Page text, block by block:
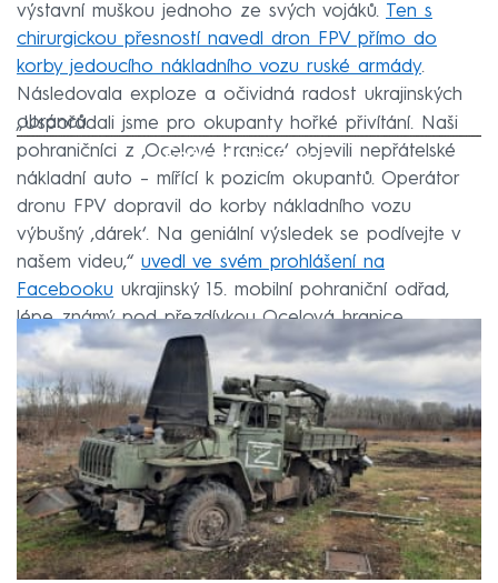
výstavní muškou jednoho ze svých vojáků. Ten s
chirurgickou přesností navedl dron FPV přímo do
korby jedoucího nákladního vozu ruské armády.
Následovala exploze a očividná radost ukrajinských
obránců.
Failed to fetch
„Uspořádali jsme pro okupanty hořké přivítání. Naši
pohraničníci z ‚Ocelové hranice‘ objevili nepřátelské
nákladní auto – mířící k pozicím okupantů. Operátor
dronu FPV dopravil do korby nákladního vozu
výbušný ‚dárek‘. Na geniální výsledek se podívejte v
našem videu,“ uvedl ve svém prohlášení na
Facebooku ukrajinský 15. mobilní pohraniční odřad,
lépe známý pod přezdívkou Ocelová hranice.